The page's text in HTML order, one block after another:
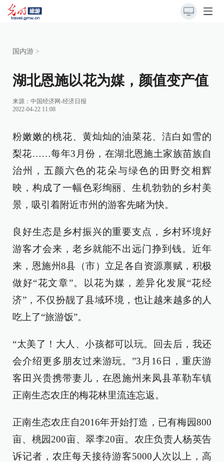
国内游 >
湖北恩施以花为媒，颜值变产值
来源： 中国经济网-经济日报
2022-04-22 11:08
粉嫩嫩的桃花、黄灿灿的油菜花、洁白如雪的
梨花……每年3月份，在湖北恩施土家族苗族自
治州，五颜六色的花朵与绿色的田野交相辉
映，构成了一幅色彩绚丽、生机勃勃的乡村美
景，吸引着附近市州的游客先睹为快。
良好生态是乡村振兴的重要支点，乡村环境好
游客才会来，老乡就能不出远门挣到钱。近年
来，恩施州8县（市）立足各自资源禀赋，积极
做好“花文章”。以花为媒，差异化发展“花经
济”，不仅扮靓了县域环境，也让越来越多的人
吃上了“旅游饭”。
“太美了！大人、小孩都可以玩。回去后，我还
会介绍更多朋友过来游玩。”3月16日，重庆游
客田兴贵携带妻儿，在恩施州来凤县革勒车镇
正南生态农庄的梅花林里流连忘返。
正南生态农庄自2016年开始打造，已有梅园800
亩、桃园200亩、翠李20亩。农庄负责人杨英告
诉记者，农庄每天接待游客5000人次以上，高